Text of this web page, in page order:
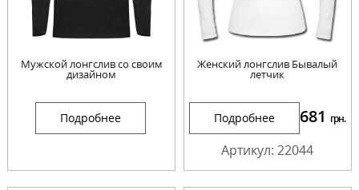
Мужской лонгслив со своим
дизайном
Подробнее
Женский лонгслив Бывалый
летчик
Подробнее 681 грн.
Артикул: 22044